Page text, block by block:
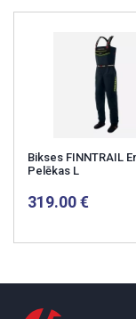
Bikses FINNTRAIL
Pelēkas L
319.00